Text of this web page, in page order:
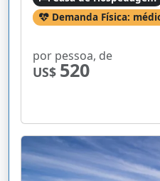
Demanda Física:
por pessoa, de
US$ 520